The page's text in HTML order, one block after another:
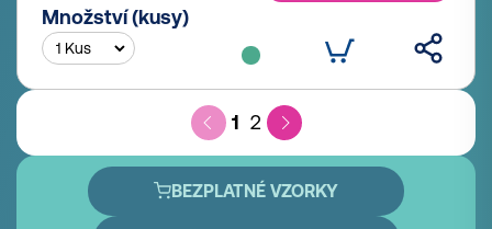
Množství (kusy)
1 2
BEZPLATNÉ VZORKY